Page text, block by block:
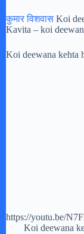
कुमार विशवास Koi
Kavita – koi
Koi deewana kehta
https://youtu.be/
Koi deewana